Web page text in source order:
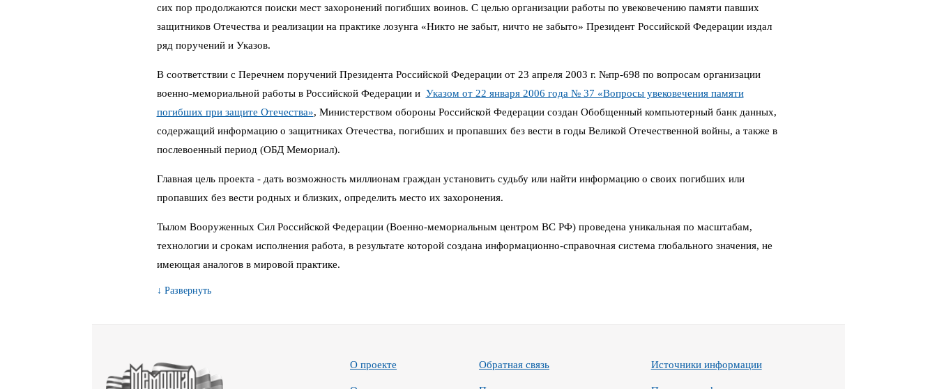
сих пор продолжаются поиски мест захоронений погибших воинов. С целью организации работы по увековечению памяти павших
защитников Отечества и реализации на практике лозунга «Никто не забыт, ничто не забыто» Президент Российской Федерации издал
ряд поручений и Указов.
В соответствии с Перечнем поручений Президента Российской Федерации от 23 апреля 2003 г. №пр-698 по вопросам организации
военно-мемориальной работы в Российской Федерации и Указом от 22 января 2006 года № 37 «Вопросы увековечения памяти
погибших при защите Отечества», Министерством обороны Российской Федерации создан Обобщенный компьютерный банк данных,
содержащий информацию о защитниках Отечества, погибших и пропавших без вести в годы Великой Отечественной войны, а также в
послевоенный период (ОБД Мемориал).
Главная цель проекта - дать возможность миллионам граждан установить судьбу или найти информацию о своих погибших или
пропавших без вести родных и близких, определить место их захоронения.
Тылом Вооруженных Сил Российской Федерации (Военно-мемориальным центром ВС РФ) проведена уникальная по масштабам,
технологии и срокам исполнения работа, в результате которой создана информационно-справочная система глобального значения, не
имеющая аналогов в мировой практике.
↓ Развернуть
О проекте Обратная связь Источники информации